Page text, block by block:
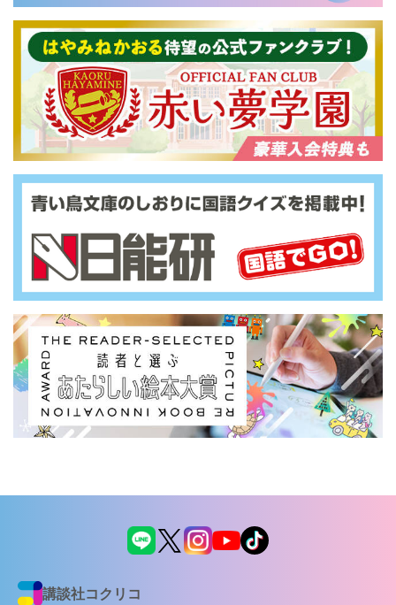
講談社コクリコ